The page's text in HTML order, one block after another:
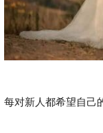
每对新人都希望自己